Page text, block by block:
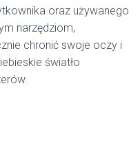
oraz używanego
narzędziom,
chronić swoje oczy i
światło